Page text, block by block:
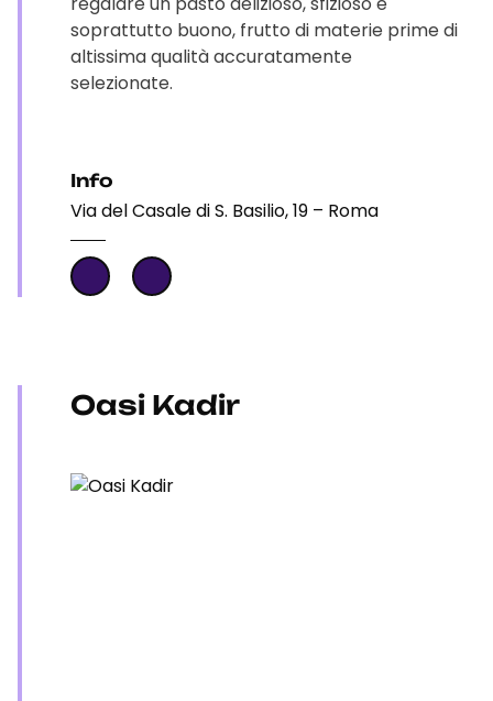
soprattutto buono, frutto di materie prime di
altissima qualità accuratamente
selezionate.
Info
Via del Casale di S. Basilio, 19 – Roma
Oasi Kadir